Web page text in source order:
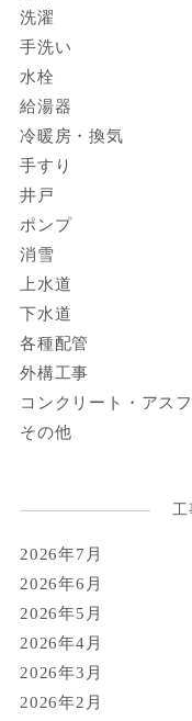
洗濯
手洗い
水栓
給湯器
冷暖房・換気
手すり
井戸
ポンプ
消雪
上水道
下水道
各種配管
外構工事
コンクリート・アス
その他
工
2026年7月
2026年6月
2026年5月
2026年4月
2026年3月
2026年2月